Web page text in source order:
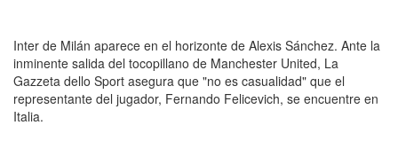
Inter de Milán aparece en el horizonte de Alexis Sánchez. Ante la
inminente salida del tocopillano de Manchester United, La
Gazzeta dello Sport asegura que "no es casualidad" que el
representante del jugador, Fernando Felicevich, se encuentre en
Italia.